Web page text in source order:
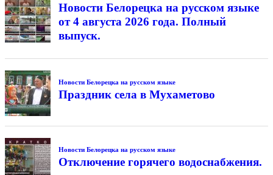
Новости Белорецка на русском языке
от 4 августа 2026 года. Полный
выпуск.
Новости Белорецка на русском языке
Праздник села в Мухаметово
Новости Белорецка на русском языке
Отключение горячего водоснабжения.